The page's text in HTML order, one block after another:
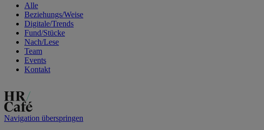
Alle
Beziehungs/Weise
Digitale/Trends
Fund/Stücke
Nach/Lese
Team
Events
Kontakt
Navigation überspringen